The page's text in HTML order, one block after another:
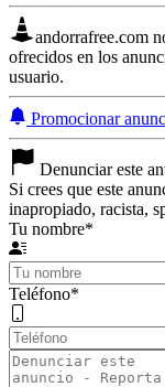
andorrafree.com
ofrecidos en los
usuario.
Promocionar
Denunciar este
Si crees que este
inapropiado, racista,
Tu nombre*
Teléfono*